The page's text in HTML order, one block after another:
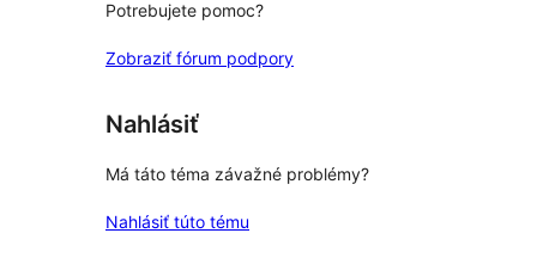
Potrebujete pomoc?
Zobraziť fórum podpory
Nahlásiť
Má táto téma závažné problémy?
Nahlásiť túto tému